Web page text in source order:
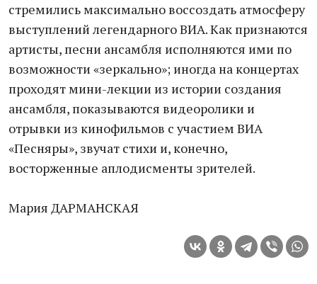
стремились максимально воссоздать атмосферу
выступлений легендарного ВИА. Как признаются
артисты, песни ансамбля исполняются ими по
возможности «зеркально»; иногда на концертах
проходят мини-лекции из истории создания
ансамбля, показываются видеоролики и
отрывки из кинофильмов с участием ВИА
«Песняры», звучат стихи и, конечно,
восторженные аплодисменты зрителей.
Мария ДАРМАНСКАЯ